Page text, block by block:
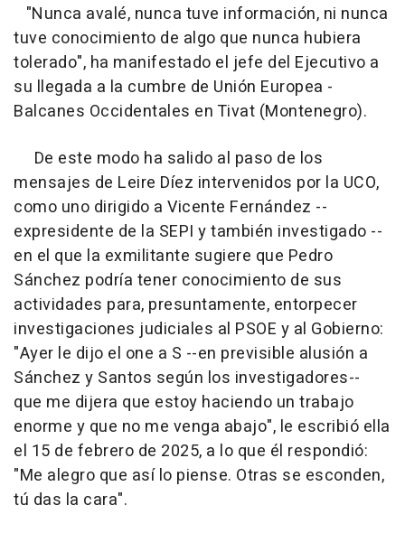
"Nunca avalé, nunca tuve información, ni nunca
tuve conocimiento de algo que nunca hubiera
tolerado", ha manifestado el jefe del Ejecutivo a
su llegada a la cumbre de Unión Europea -
Balcanes Occidentales en Tivat (Montenegro).
De este modo ha salido al paso de los
mensajes de Leire Díez intervenidos por la UCO,
como uno dirigido a Vicente Fernández --
expresidente de la SEPI y también investigado --
en el que la exmilitante sugiere que Pedro
Sánchez podría tener conocimiento de sus
actividades para, presuntamente, entorpecer
investigaciones judiciales al PSOE y al Gobierno:
"Ayer le dijo el one a S --en previsible alusión a
Sánchez y Santos según los investigadores--
que me dijera que estoy haciendo un trabajo
enorme y que no me venga abajo", le escribió ella
el 15 de febrero de 2025, a lo que él respondió:
"Me alegro que así lo piense. Otras se esconden,
tú das la cara".